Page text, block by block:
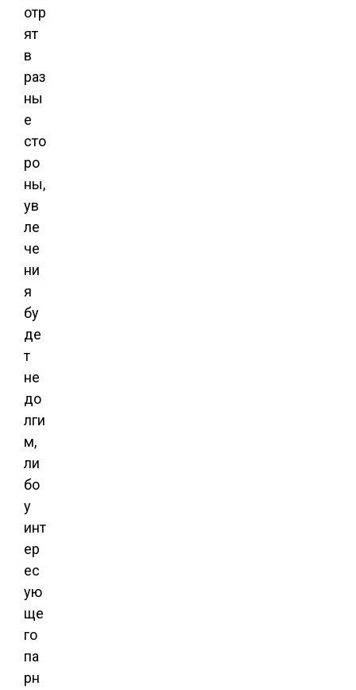
отр
ят
в
раз
ны
е
сто
ро
ны,
ув
ле
че
ни
я
бу
де
т
не
до
лги
м,
ли
бо
у
инт
ер
ес
ую
ще
го
па
рн